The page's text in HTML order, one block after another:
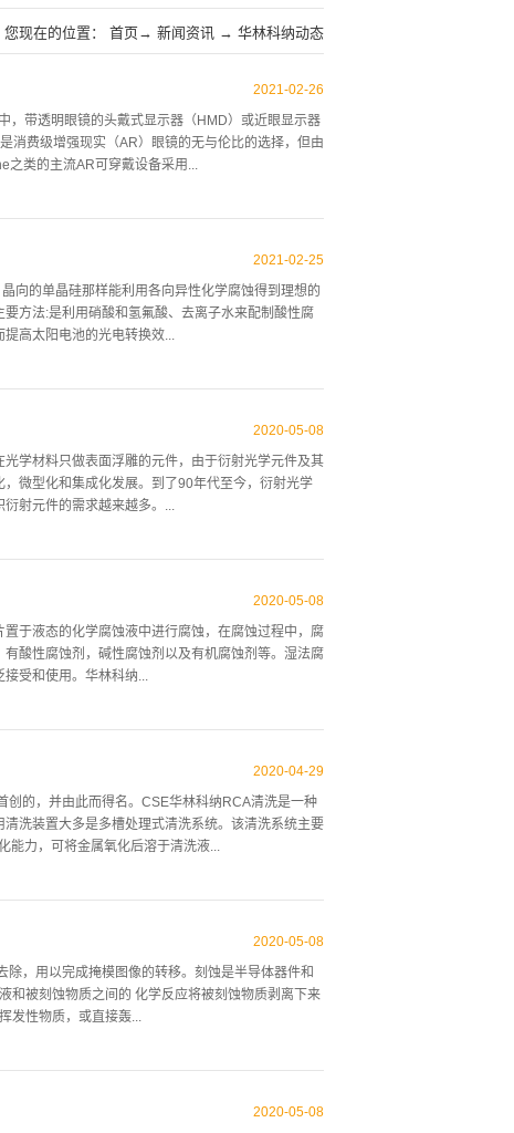
您现在的位置： 首页→ 新闻资讯 → 华林科纳动态
，带透明眼镜的头戴式显示器（HMD）或近眼显示器
消费级增强现实（AR）眼镜的无与伦比的选择，但由
之类的主流AR可穿戴设备采用...
列波导”，“几何波导”，“衍射波导”，“全息波导”和
或时尚的微型LED面板一样主动提供图像，也可以通
和激光上间接照明来间接提供图像光束扫描仪
形成虚拟图像以投射到人眼。与VR不同，AR NED
2021-02-26
向的单晶硅那样能利用各向异性化学腐蚀得到理想的
方法:是利用硝酸和氢氟酸、去离子水来配制酸性腐
高太阳电池的光电转换效...
第二步:二氧化硅的溶解二氧化
又重新露出来，一步、二步的反应不断重复，硅片就
制绒溶液主要是由碱性物质（NaOH、KOH、
离或者水解出OH离子与硅发生反应，从而形成绒
2021-02-25
学材料只做表面浮雕的元件，由于衍射光学元件及其
微型化和集成化发展。到了90年代至今，衍射光学
射元件的需求越来越多。...
，各种衍射光学元件目前已成为光通讯和光互联中的
难以实现的各种光场分布。针对衍射光学元件的湿
控制刻蚀速率的方法，不同腐蚀条件下所对应的刻蚀
司具备独立的设计、制造及应用技术，能够为客户提
2020-05-08
于液态的化学腐蚀液中进行腐蚀，在腐蚀过程中，腐
酸性腐蚀剂，碱性腐蚀剂以及有机腐蚀剂等。湿法腐
受和使用。华林科纳...
良好的控制，阻止人为因素的影响。c.点控制过滤控
反应生成物通过扩散脱离反应表面在实际应用中，
期望的表面区域防止被腐蚀液腐蚀掉，而光刻版在腐
（光刻胶）必须具有良好的抗腐蚀能力，良好的完整
增强其黏附性湿法腐蚀反应时可能存在多种反应机
2020-05-08
的，并由此而得名。CSE华林科纳RCA清洗是一种
洗装置大多是多槽处理式清洗系统。该清洗系统主要
能力，可将金属氧化后溶于清洗液...
面的自然氧化膜，因此，附着在自然氧化膜上的金属
面的硅几乎不被腐蚀。（3）APM (SC-1）：
，呈亲水性，硅片表面和粒子之间可被清洗液浸
面的颗粒便落入清洗液中，从而达到去除粒子的目
2020-04-29
，用以完成掩模图像的转移。刻蚀是半导体器件和
和被刻蚀物质之间的 化学反应将被刻蚀物质剥离下来
发性物质，或直接轰...
剥离以及大尺寸图形刻蚀等方面有着广 泛的应用。
2020-05-08
2020-05-08